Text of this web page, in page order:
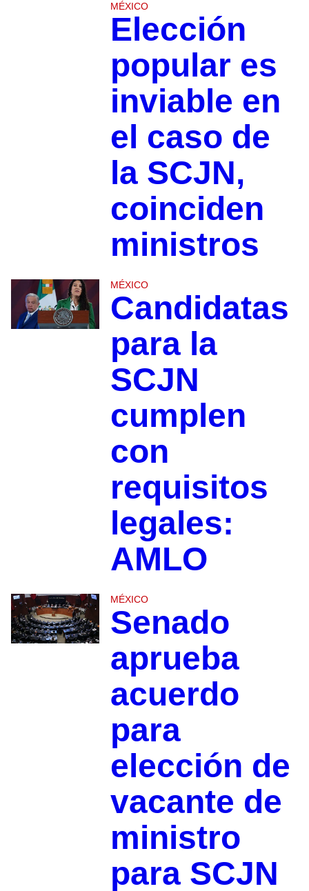
MÉXICO
Elección
popular es
inviable en
el caso de
la SCJN,
coinciden
ministros
MÉXICO
Candidatas
para la
SCJN
cumplen
con
requisitos
legales:
AMLO
MÉXICO
Senado
aprueba
acuerdo
para
elección de
vacante de
ministro
para SCJN